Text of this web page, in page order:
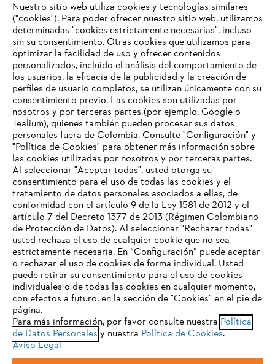
#STIHLCOLOMBIA
Nuestra empresa
Preguntas frecuentes
Contacto
Política tratamiento de datos personales Aviso legal
Cookies Información legal
TU NAVEGADOR NO ES
COMPATIBLE
El navegador que estás utilizando no es compatible con
nuestra página web. Para que puedas disfrutar de nuestro
contenido, utiliza uno de los siguientes navegadores:
firefox chrome
safari edge
Nuestro sitio web utiliza cookies y tecnologías similares
("cookies"). Para poder ofrecer nuestro sitio web, utilizamos
determinadas "cookies estrictamente necesarias", incluso
sin su consentimiento. Otras cookies que utilizamos para
optimizar la facilidad de uso y ofrecer contenidos
personalizados, incluido el análisis del comportamiento de
los usuarios, la eficacia de la publicidad y la creación de
perfiles de usuario completos, se utilizan únicamente con su
consentimiento previo. Las cookies son utilizadas por
nosotros y por terceras partes (por ejemplo, Google o
Tealium), quienes también pueden procesar sus datos
personales fuera de Colombia. Consulte "Configuración" y
"Política de Cookies" para obtener más información sobre
las cookies utilizadas por nosotros y por terceras partes.
Al seleccionar "Aceptar todas", usted otorga su
consentimiento para el uso de todas las cookies y el
tratamiento de datos personales asociados a ellas, de
conformidad con el artículo 9 de la Ley 1581 de 2012 y el
artículo 7 del Decreto 1377 de 2013 (Régimen Colombiano
de Protección de Datos). Al seleccionar "Rechazar todas"
usted rechaza el uso de cualquier cookie que no sea
estrictamente necesaria. En “Configuración” puede aceptar
o rechazar el uso de cookies de forma individual. Usted
puede retirar su consentimiento para el uso de cookies
individuales o de todas las cookies en cualquier momento,
con efectos a futuro, en la sección de "Cookies" en el pie de
página.
Para más información, por favor consulte nuestra Política
de Datos Personales y nuestra Política de Cookies.
Aviso Legal